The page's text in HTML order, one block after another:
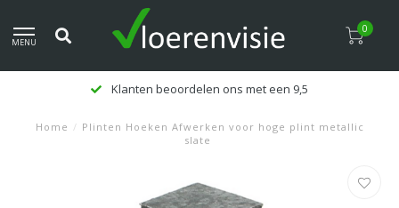
MENU
0
Klanten beoordelen ons met een 9,5
Home / Plinten Hoeken Afwerken voor hoge plint metallic
slate